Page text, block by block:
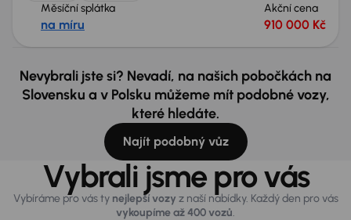
Měsíční splátka
na míru
Akční cena
910 000 Kč
Nevybrali jste si? Nevadí, na našich pobočkách na
Slovensku a v Polsku můžeme mít podobné vozy,
které hledáte.
Najít podobný vůz
Vybrali jsme pro vás
Vybíráme pro vás ty nejlepší vozy z naší nabídky. Každý den pro vás
vykoupíme až 400 vozů.